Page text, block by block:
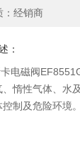
：经销商
：
电磁阀
惰性气体、水
制及危险环境。